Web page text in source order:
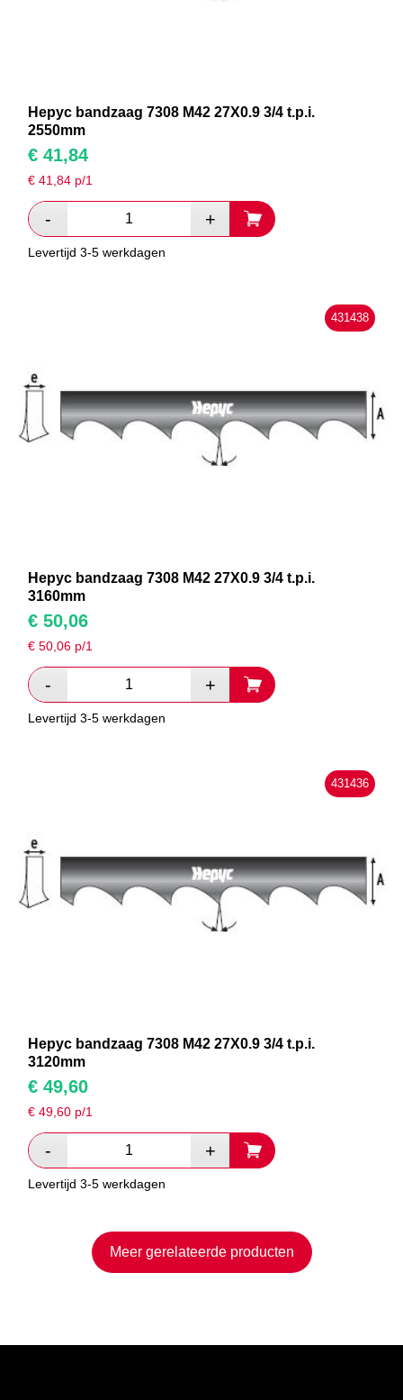
Hepyc bandzaag 7308 M42 27X0.9 3/4 t.p.i.
2550mm
€ 41,84
€41,84 p/1
Levertijd 3-5 werkdagen
431438
Hepyc bandzaag 7308 M42 27X0.9 3/4 t.p.i.
3160mm
€ 50,06
€50,06 p/1
Levertijd 3-5 werkdagen
431436
Hepyc bandzaag 7308 M42 27X0.9 3/4 t.p.i.
3120mm
€ 49,60
€49,60 p/1
Levertijd 3-5 werkdagen
Meer gerelateerde producten